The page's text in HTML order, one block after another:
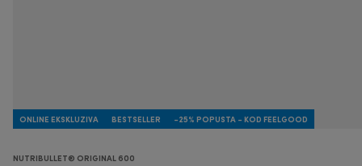
ONLINE EKSKLUZIVA BESTSELLER -25% POPUSTA - KOD FEELGOOD
NUTRIBULLET® ORIGINAL 600